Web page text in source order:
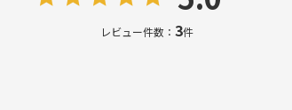
レビュー件数： 3件